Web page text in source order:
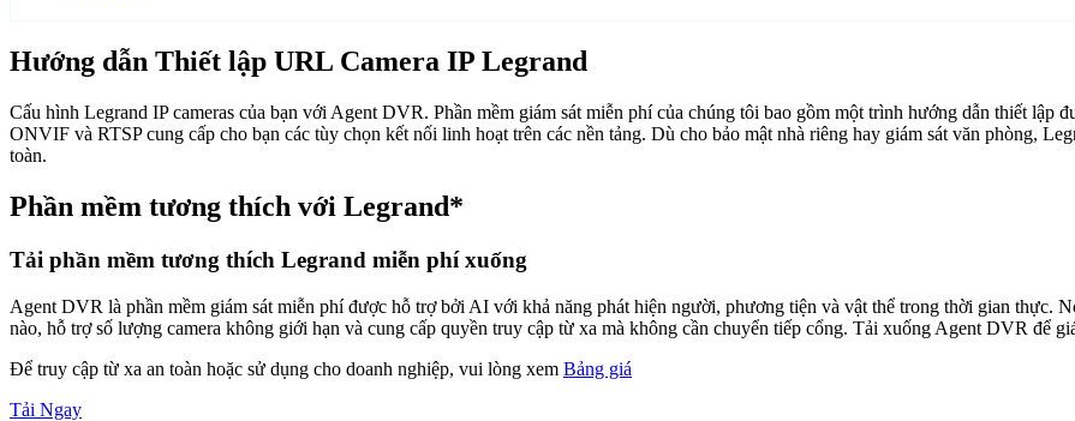
Hướng dẫn Thiết lập URL Camera IP Legrand
Cấu hình Legrand IP cameras của bạn với Agent DVR. Phần mềm giám sát miễn phí của chúng tôi bao gồm một trình hướng dẫn thiết lập
ONVIF và RTSP cung cấp cho bạn các tùy chọn kết nối linh hoạt trên các nền tảng. Dù cho bảo mật nhà riêng hay giám sát văn phòng,
toàn.
Phần mềm tương thích với Legrand*
Tải phần mềm tương thích Legrand miễn phí xuống
Agent DVR là phần mềm giám sát miễn phí được hỗ trợ bởi AI với khả năng phát hiện người, phương tiện và vật thể trong thời gian thực.
nào, hỗ trợ số lượng camera không giới hạn và cung cấp quyền truy cập từ xa mà không cần chuyển tiếp cổng. Tải xuống Agent DVR để
Để truy cập từ xa an toàn hoặc sử dụng cho doanh nghiệp, vui lòng xem Bảng giá
Tải Ngay